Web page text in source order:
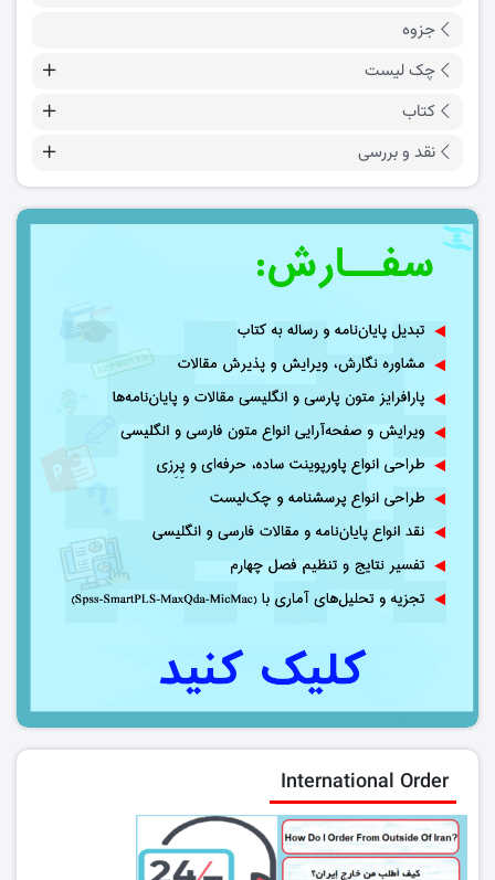
جزوه
چک لیست
کتاب
نقد و بررسی
International Order